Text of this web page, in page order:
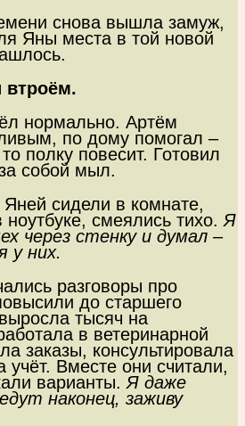
снова вышла замуж,
Яны места в той новой
втроём.
нормально. Артём
по дому помогал –
полку повесит. Готовил
собой мыл.
сидели в комнате,
смеялись тихо. Я
через стенку и думал –
у них.
разговоры про
до старшего
тысяч на
в ветеринарной
заказы, консультировала
учёт. Вместе они считали,
варианты. Я даже
наконец, заживу